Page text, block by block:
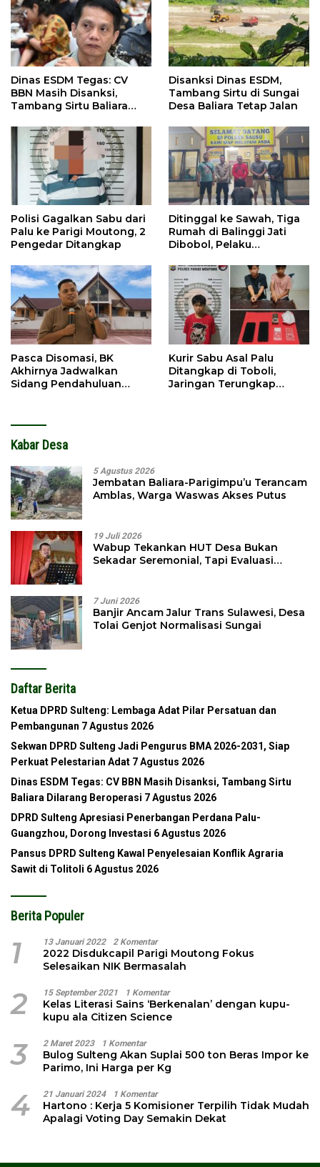
Dinas ESDM Tegas: CV
BBN Masih Disanksi,
Tambang Sirtu Baliara
Disanksi Dinas ESDM,
Tambang Sirtu di Sungai
Desa Baliara Tetap Jalan
Polisi Gagalkan Sabu dari
Palu ke Parigi Moutong, 2
Pengedar Ditangkap
Ditinggal ke Sawah, Tiga
Rumah di Balinggi Jati
Dibobol, Pelaku
Pasca Disomasi, BK
Akhirnya Jadwalkan
Sidang Pendahuluan
Kurir Sabu Asal Palu
Ditangkap di Toboli,
Jaringan Terungkap
Kabar Desa
5 Agustus 2026
Jembatan Baliara-Parigimpu’u Terancam
Amblas, Warga Waswas Akses Putus
19 Juli 2026
Wabup Tekankan HUT Desa Bukan
Sekadar Seremonial, Tapi Evaluasi
7 Juni 2026
Banjir Ancam Jalur Trans Sulawesi, Desa
Tolai Genjot Normalisasi Sungai
Daftar Berita
Ketua DPRD Sulteng: Lembaga Adat Pilar Persatuan dan
Pembangunan 7 Agustus 2026
Sekwan DPRD Sulteng Jadi Pengurus BMA 2026-2031, Siap
Perkuat Pelestarian Adat 7 Agustus 2026
Dinas ESDM Tegas: CV BBN Masih Disanksi, Tambang Sirtu
Baliara Dilarang Beroperasi 7 Agustus 2026
DPRD Sulteng Apresiasi Penerbangan Perdana Palu-
Guangzhou, Dorong Investasi 6 Agustus 2026
Pansus DPRD Sulteng Kawal Penyelesaian Konflik Agraria
Sawit di Tolitoli 6 Agustus 2026
Berita Populer
1 13 Januari 2022 2 Komentar
2022 Disdukcapil Parigi Moutong Fokus
Selesaikan NIK Bermasalah
2 15 September 2021 1 Komentar
Kelas Literasi Sains ‘Berkenalan’ dengan kupu-
kupu ala Citizen Science
3 2 Maret 2023 1 Komentar
Bulog Sulteng Akan Suplai 500 ton Beras Impor ke
Parimo, Ini Harga per Kg
4 21 Januari 2024 1 Komentar
Hartono : Kerja 5 Komisioner Terpilih Tidak Mudah
Apalagi Voting Day Semakin Dekat